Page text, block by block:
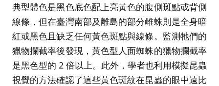
典型體色是黑色底色配上亮黃色的腹側斑點或背側
線條，但在臺灣南部及離島的部分雌蛛則是全身暗
紅或黑色且缺乏任何黃色斑點與線條。監測牠們的
獵物攔截率後發現，黃色型人面蜘蛛的獵物攔截率
是黑色型的 2 倍以上。此外，學者也利用模擬昆蟲
視覺的方法確認了這些黃色斑紋在昆蟲的眼中遠比